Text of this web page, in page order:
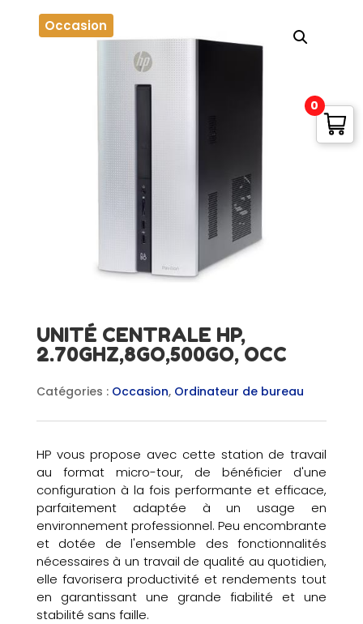
Occasion
UNITÉ CENTRALE HP,
2.70GHZ,8GO,500GO, OCC
Catégories : Occasion, Ordinateur de bureau
HP vous propose avec cette station de travail
au format micro-tour, de bénéficier d'une
configuration à la fois performante et efficace,
parfaitement adaptée à un usage en
environnement professionnel. Peu encombrante
et dotée de l'ensemble des fonctionnalités
nécessaires à un travail de qualité au quotidien,
elle favorisera productivité et rendements tout
en garantissant une grande fiabilité et une
stabilité sans faille.
0